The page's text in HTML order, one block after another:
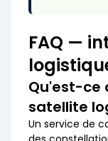
FAQ —
Qu'est-ce
satellite
Un service de